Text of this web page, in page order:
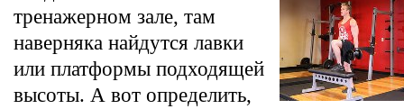
тренажерном зале, там
наверняка найдутся лавки
или платформы подходящей
высоты. А вот определить,